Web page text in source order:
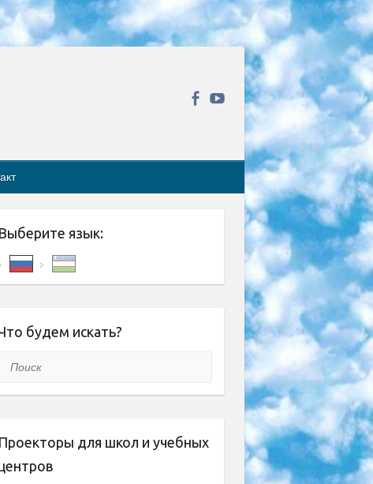
Выберите язык:
будем искать?
Поиск
Проекторы для школ и учебных